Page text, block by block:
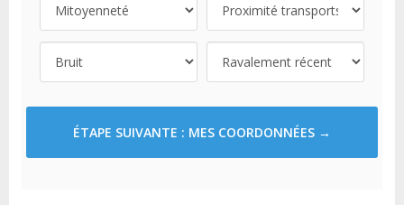
ÉTAPE SUIVANTE : MES COORDONNÉES →